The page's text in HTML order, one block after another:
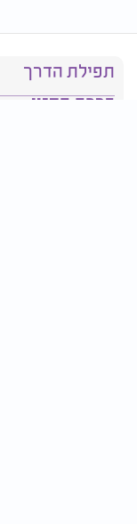
תפילת הדרך
ברכת המזון